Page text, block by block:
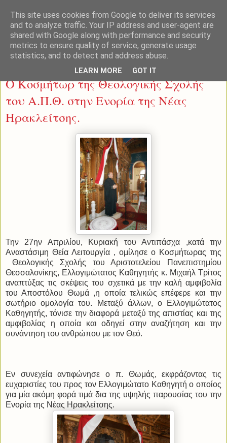
Δευτέρα 28 Απριλίου 2014
Ο Κοσμήτωρ της Θεολογικής Σχολής
του Α.Π.Θ. στην Ενορία της Νέας
Ηρακλείτσης.
Την 27ην Απριλίου, Κυριακή του Αντιπάσχα ,κατά την
Αναστάσιμη Θεία Λειτουργία , ομίλησε ο Κοσμήτωρας της
Θεολογικής Σχολής του Αριστοτελείου Πανεπιστημίου
Θεσσαλονίκης, Ελλογιμώτατος Καθηγητής κ. Μιχαήλ Τρίτος
αναπτύξας τις σκέψεις του σχετικά με την καλή αμφιβολία
του Αποστόλου Θωμά ,η οποία τελικώς επέφερε και την
σωτήριο ομολογία του. Μεταξύ άλλων, ο Ελλογιμώτατος
Καθηγητής, τόνισε την διαφορά μεταξύ της απιστίας και της
αμφιβολίας η οποία και οδηγεί στην αναζήτηση και την
συνάντηση του ανθρώπου με τον Θεό.
Εν συνεχεία αντιφώνησε ο π. Θωμάς, εκφράζοντας τις
ευχαριστίες του προς τον Ελλογιμώτατο Καθηγητή ο οποίος
για μία ακόμη φορά τιμά δια της υψηλής παρουσίας του την
Ενορία της Νέας Ηρακλείτσης.
This site uses cookies from Google to deliver its services
and to analyze traffic. Your IP address and user-agent are
shared with Google along with performance and security
metrics to ensure quality of service, generate usage
statistics, and to detect and address abuse.
LEARN MORE GOT IT